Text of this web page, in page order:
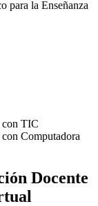
para la Enseñanza
con TIC
Computadora
Docente